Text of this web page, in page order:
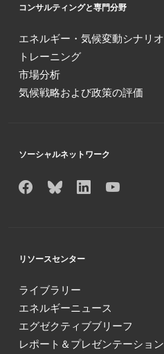
コンサルティングと専門分野
エネルギー・気候変動シナリオ
トレーニング
市場分析
気候戦略および政策の評価
ソーシャルネットワーク
リソースセンター
ライブラリー
エネルギーニュース
エグゼクティブブリーフ
レポート＆プレゼンテーション